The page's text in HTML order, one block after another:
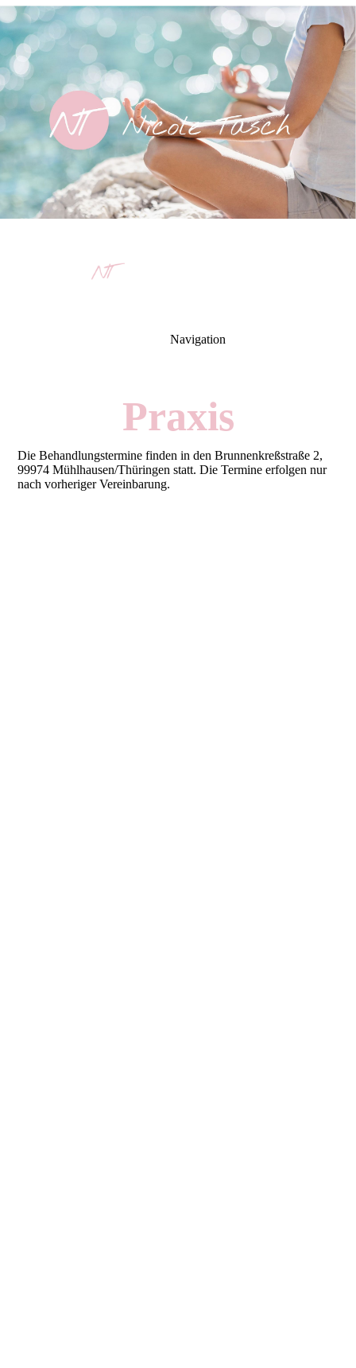
Nicole Tasch
Werde deine eigener
Gesundheitsmanager
Navigation
Praxis
Die Behandlungstermine finden in den Brunnenkreßstraße 2,
99974 Mühlhausen/Thüringen statt. Die Termine erfolgen nur
nach vorheriger Vereinbarung.